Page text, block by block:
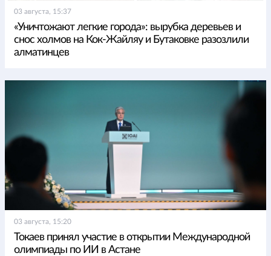
03 августа, 15:37
«Уничтожают легкие города»: вырубка деревьев и
снос холмов на Кок-Жайляу и Бутаковке разозлили
алматинцев
03 августа, 15:20
Токаев принял участие в открытии Международной
олимпиады по ИИ в Астане